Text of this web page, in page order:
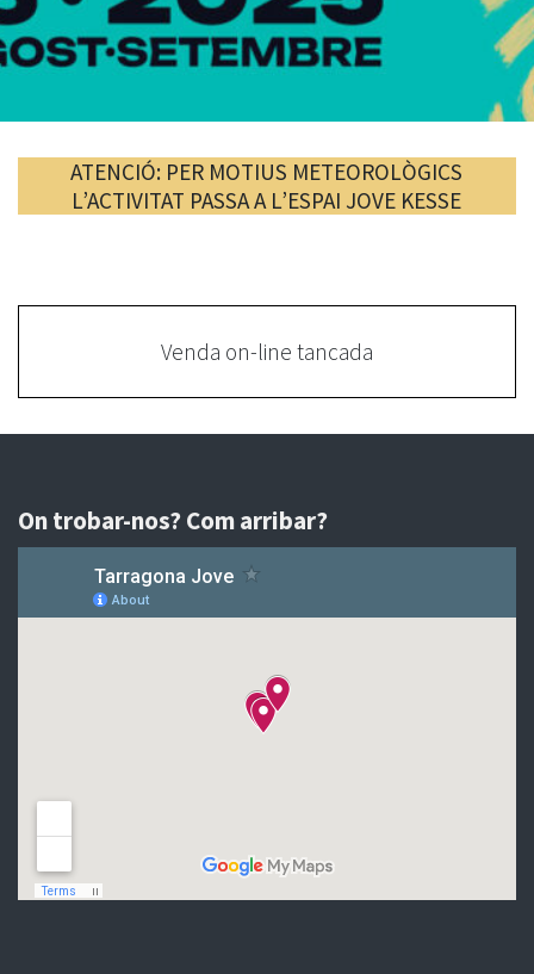
ATENCIÓ: PER MOTIUS METEOROLÒGICS
L’ACTIVITAT PASSA A L’ESPAI JOVE KESSE
Venda on-line tancada
On trobar-nos? Com arribar?